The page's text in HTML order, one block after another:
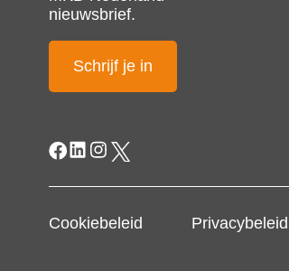
nieuwsbrief.
Schrijf je in
Cookiebeleid Privacybeleid